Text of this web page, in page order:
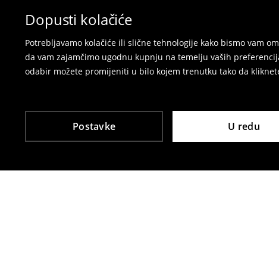
Dopusti kolačiće
Potrebljavamo kolačiće ili slične tehnologije kako bismo vam
da vam zajamčimo ugodnu kupnju na temelju vaših
odabir možete promijeniti u bilo kojem trenutku tako da
Postavke U redu